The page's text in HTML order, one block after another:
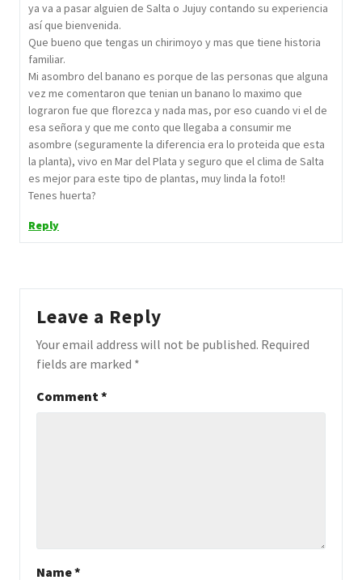
ya va a pasar alguien de Salta o Jujuy contando su experiencia
así que bienvenida.
Que bueno que tengas un chirimoyo y mas que tiene historia
familiar.
Mi asombro del banano es porque de las personas que alguna
vez me comentaron que tenian un banano lo maximo que
lograron fue que florezca y nada mas, por eso cuando vi el de
esa señora y que me conto que llegaba a consumir me
asombre (seguramente la diferencia era lo proteida que esta
la planta), vivo en Mar del Plata y seguro que el clima de Salta
es mejor para este tipo de plantas, muy linda la foto!!
Tenes huerta?
Reply
Leave a Reply
Your email address will not be published. Required
fields are marked *
Comment*
Name*